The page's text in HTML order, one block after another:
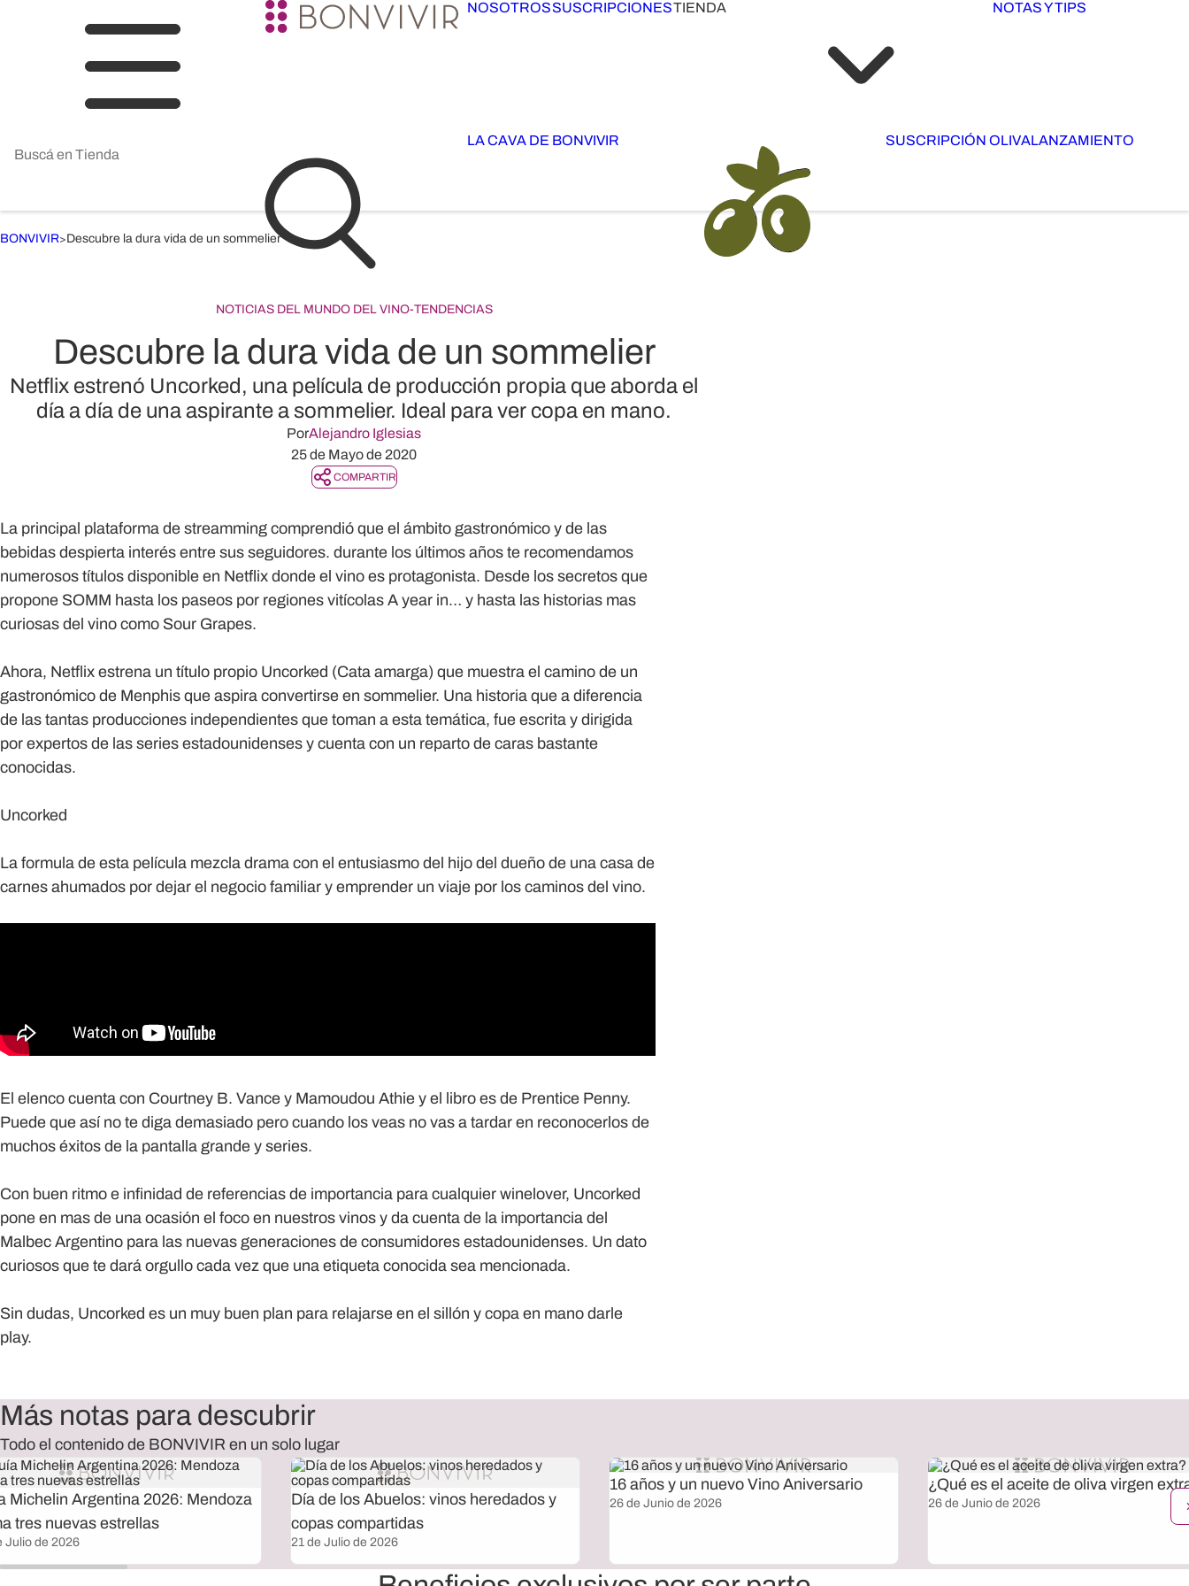
NOSOTROSSUSCRIPCIONESTIENDA NOTAS Y TIPS
LA CAVA DE BONVIVIR SUSCRIPCIÓN OLIVALANZAMIENTO
BONVIVIR>Descubre la dura vida de un sommelier
NOTICIAS DEL MUNDO DEL VINO-TENDENCIAS
Descubre la dura vida de un sommelier
Netflix estrenó Uncorked, una película de producción propia que aborda el
día a día de una aspirante a sommelier. Ideal para ver copa en mano.
PorAlejandro Iglesias
25 de Mayo de 2020
COMPARTIR
La principal plataforma de streamming comprendió que el ámbito gastronómico y de las
bebidas despierta interés entre sus seguidores. durante los últimos años te recomendamos
numerosos títulos disponible en Netflix donde el vino es protagonista. Desde los secretos que
propone SOMM hasta los paseos por regiones vitícolas A year in… y hasta las historias mas
curiosas del vino como Sour Grapes.
Ahora, Netflix estrena un título propio Uncorked (Cata amarga) que muestra el camino de un
gastronómico de Menphis que aspira convertirse en sommelier. Una historia que a diferencia
de las tantas producciones independientes que toman a esta temática, fue escrita y dirigida
por expertos de las series estadounidenses y cuenta con un reparto de caras bastante
conocidas.
Uncorked
La formula de esta película mezcla drama con el entusiasmo del hijo del dueño de una casa de
carnes ahumados por dejar el negocio familiar y emprender un viaje por los caminos del vino.
El elenco cuenta con Courtney B. Vance y Mamoudou Athie y el libro es de Prentice Penny.
Puede que así no te diga demasiado pero cuando los veas no vas a tardar en reconocerlos de
muchos éxitos de la pantalla grande y series.
Con buen ritmo e infinidad de referencias de importancia para cualquier winelover, Uncorked
pone en mas de una ocasión el foco en nuestros vinos y da cuenta de la importancia del
Malbec Argentino para las nuevas generaciones de consumidores estadounidenses. Un dato
curiosos que te dará orgullo cada vez que una etiqueta conocida sea mencionada.
Sin dudas, Uncorked es un muy buen plan para relajarse en el sillón y copa en mano darle
play.
Más notas para descubrir
Todo el contenido de BONVIVIR en un solo lugar
Michelin Argentina 2026: Mendoza
tres nuevas estrellas
Julio de 2026
Día de los Abuelos: vinos heredados y
copas compartidas
21 de Julio de 2026
16 años y un nuevo Vino Aniversario
26 de Junio de 2026
¿Qué es el aceite de oliva virgen
26 de Junio de 2026